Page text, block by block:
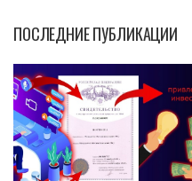
ПОСЛЕДНИЕ ПУБЛИКАЦИИ